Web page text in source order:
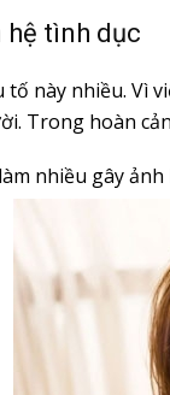
hệ tình dục
này nhiều. Vì
Trong hoàn
nhiều gây